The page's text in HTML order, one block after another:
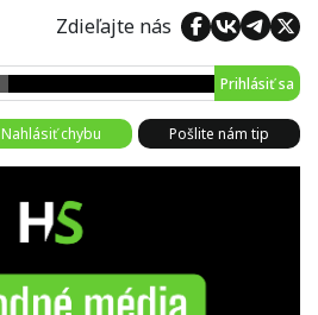
Zdieľajte nás
Prihlásiť sa
Nahlásiť chybu Pošlite nám tip